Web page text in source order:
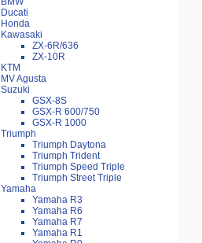
Ducati
Honda
Kawasaki
ZX-6R/636
ZX-10R
KTM
MV Agusta
Suzuki
GSX-8S
GSX-R 600/750
GSX-R 1000
Triumph
Triumph Daytona
Triumph Trident
Triumph Speed Triple
Triumph Street Triple
Yamaha
Yamaha R3
Yamaha R6
Yamaha R7
Yamaha R1